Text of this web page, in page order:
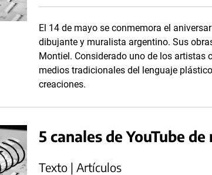
El 14 de mayo se conmemora el
dibujante y muralista argentino. Sus
Montiel. Considerado uno de los artistas
medios tradicionales del lenguaje
creaciones.
5 canales de YouTube
Texto | Artículos